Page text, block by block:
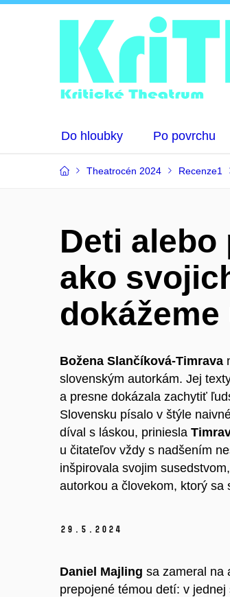
Do hloubky Po povrchu
Theatrocén 2024 Recenze1
Deti alebo
ako
Božena Slančíková-Timrava
slovenským autorkám. Jej
a presne dokázala zachytiť
Slovensku písalo v štýle
díval s láskou, priniesla
u čitateľov vždy s nadšením
inšpirovala svojim
autorkou a človekom, ktorý sa
29. 5. 2024
Daniel Majling sa zameral na
prepojené témou detí: v